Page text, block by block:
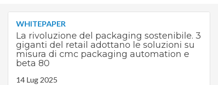
WHITEPAPER
La rivoluzione del packaging sostenibile. 3
giganti del retail adottano le soluzioni su
misura di cmc packaging automation e
beta 80
14 Lug 2025